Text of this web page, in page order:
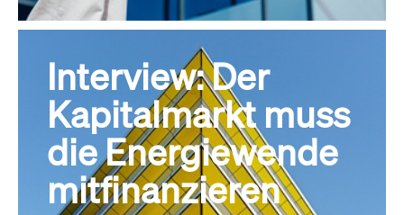
Interview: Der
Kapitalmarkt muss
die Energiewende
mitfinanzieren